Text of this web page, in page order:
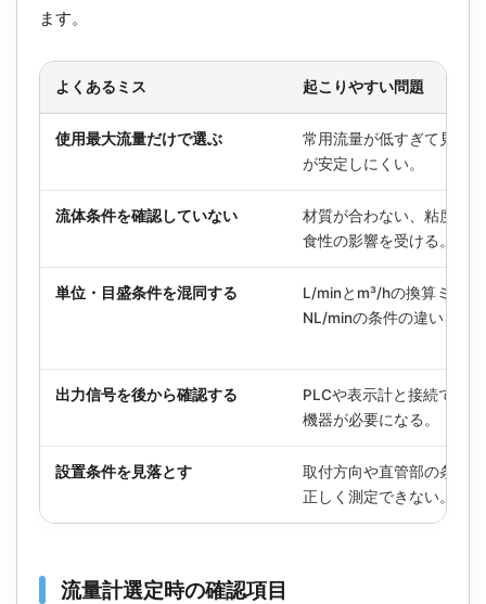
ます。
よくあるミス 起こりやすい問題
使用最大流量だけで選ぶ
常用流量が低すぎて見づ
が安定しにくい。
流体条件を確認していない
材質が合わない、粘度・
食性の影響を受ける。
単位・目盛条件を混同する
L/minとm³/hの換算ミス
NL/minの条件の違いを混
出力信号を後から確認する
PLCや表示計と接続でき
機器が必要になる。
設置条件を見落とす
取付方向や直管部の条件
正しく測定できない。
流量計選定時の確認項目